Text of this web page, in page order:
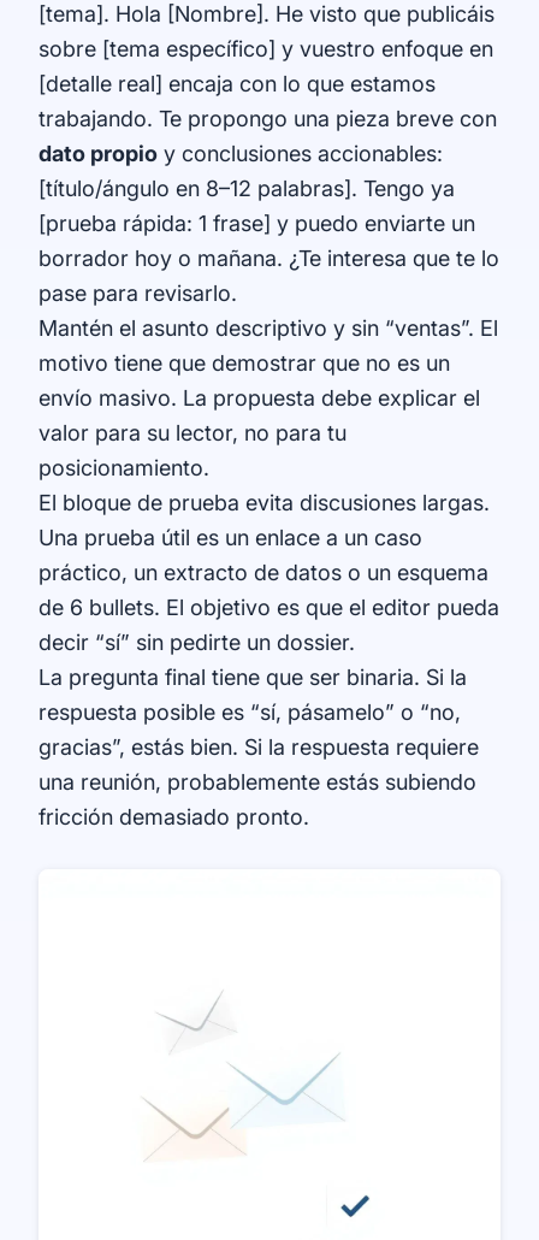
[tema]. Hola [Nombre]. He visto que publicáis
sobre [tema específico] y vuestro enfoque en
[detalle real] encaja con lo que estamos
trabajando. Te propongo una pieza breve con
dato propio y conclusiones accionables:
[título/ángulo en 8–12 palabras]. Tengo ya
[prueba rápida: 1 frase] y puedo enviarte un
borrador hoy o mañana. ¿Te interesa que te lo
pase para revisarlo.
Mantén el asunto descriptivo y sin “ventas”. El
motivo tiene que demostrar que no es un
envío masivo. La propuesta debe explicar el
valor para su lector, no para tu
posicionamiento.
El bloque de prueba evita discusiones largas.
Una prueba útil es un enlace a un caso
práctico, un extracto de datos o un esquema
de 6 bullets. El objetivo es que el editor pueda
decir “sí” sin pedirte un dossier.
La pregunta final tiene que ser binaria. Si la
respuesta posible es “sí, pásamelo” o “no,
gracias”, estás bien. Si la respuesta requiere
una reunión, probablemente estás subiendo
fricción demasiado pronto.